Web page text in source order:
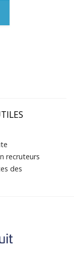
recruteurs
des